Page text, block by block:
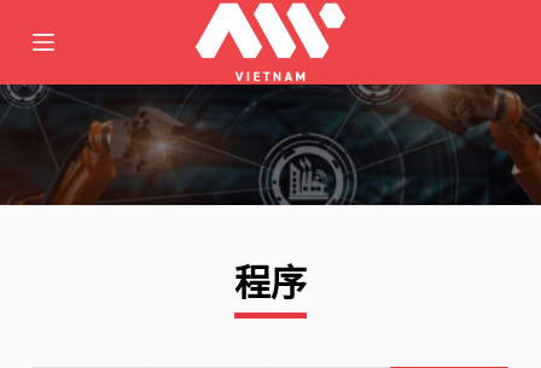
跳
内
容
程序